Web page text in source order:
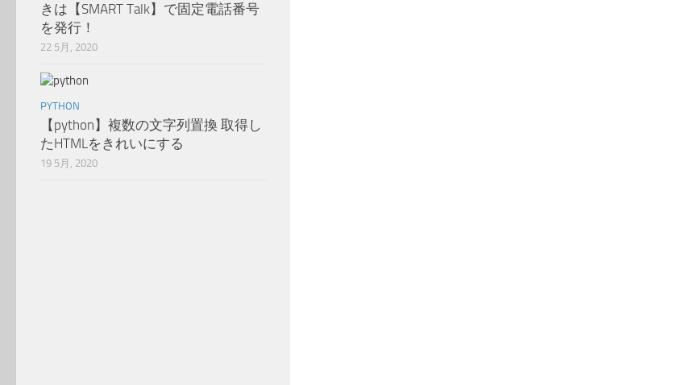
きは【SMART Talk】で固定電話番号
を発行！
22 5月, 2020
PYTHON
【python】複数の文字列置換 取得し
たHTMLをきれいにする
19 5月, 2020